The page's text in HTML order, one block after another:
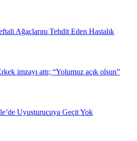
Ağaçlarını Tehdit Eden Hastalık
imzayı attı; “Yolumuz açık olsun”
Uyuşturucuya Geçit Yok